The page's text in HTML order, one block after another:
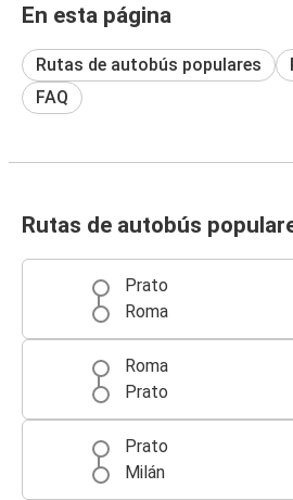
En esta página
Rutas de autobús populares
FAQ
Rutas de autobús
Prato
Roma
Roma
Prato
Prato
Milán